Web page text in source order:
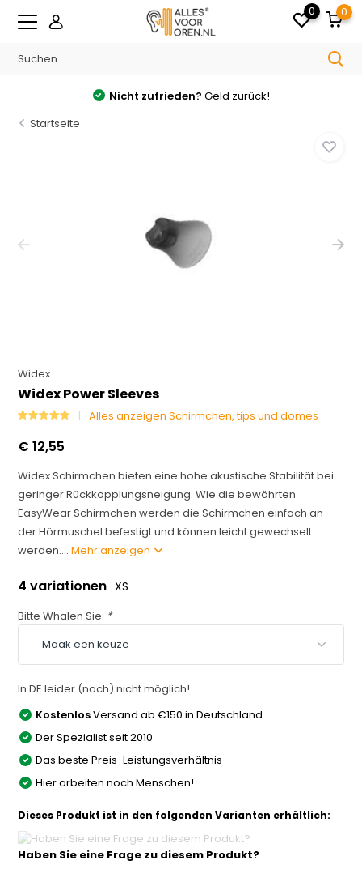
0 0
Nicht zufrieden? Geld zurück!
Startseite
Widex
Widex Power Sleeves
Alles anzeigen Schirmchen, tips und domes
€ 12,55
Widex Schirmchen bieten eine hohe akustische Stabilität bei
geringer Rückkopplungsneigung. Wie die bewährten
EasyWear Schirmchen werden die Schirmchen einfach an
der Hörmuschel befestigt und können leicht gewechselt
werden....Mehr anzeigen
4 variationen XS
Bitte Whalen Sie: *
In DE leider (noch) nicht möglich!
KostenlosVersand ab €150 in Deutschland
Der Spezialist seit 2010
Das beste Preis-Leistungsverhältnis
Hier arbeiten noch Menschen!
Dieses Produkt ist in den folgenden Varianten erhältlich:
Haben Sie eine Frage zu diesem Produkt?